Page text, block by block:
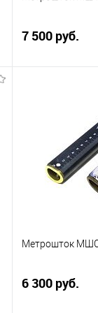
7 500 руб.
Метрошток
шкалы 4,4 м.
Купить в 1
В избранное
Метрошток
6 300 руб.